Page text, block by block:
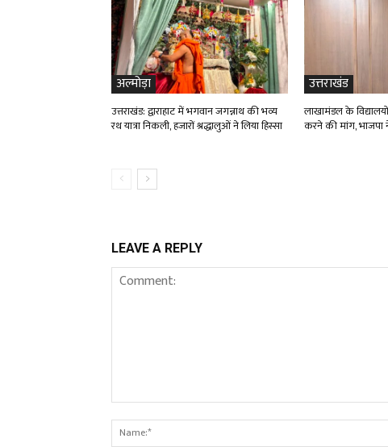
अल्मोड़ा
उत्तराखंड: द्वाराहाट में भगवान जगन्नाथ की भव्य
रथ यात्रा निकली, हजारों श्रद्धालुओं ने लिया हिस्सा
उत्तराखंड
लाखामंडल के
करने की मांग, भाजपा
LEAVE A REPLY
Comment: